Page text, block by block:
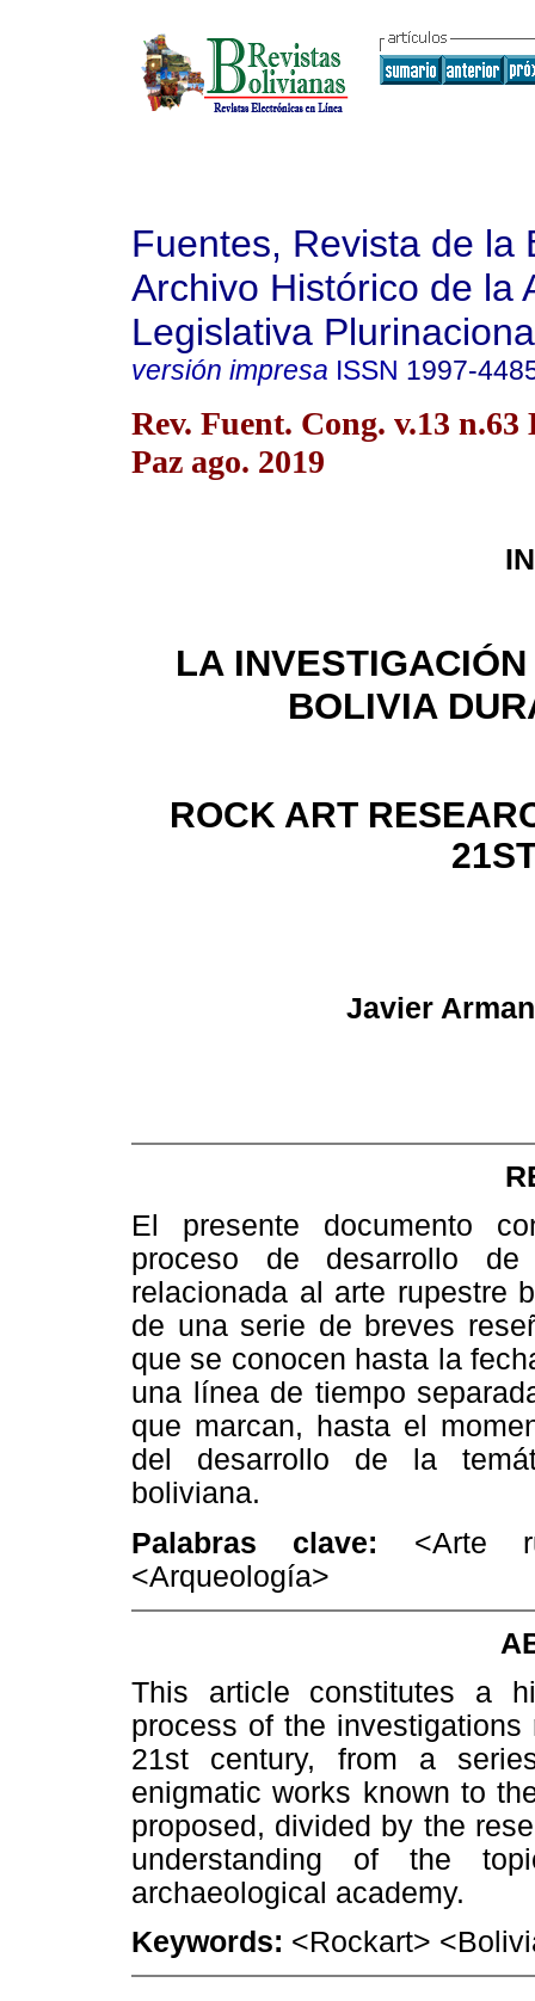
Fuentes, Revista de la
Archivo Histórico de la
Legislativa
versión impresa ISSN 1997-
Rev. Fuent. Cong. v.13 n.63
Paz ago. 2019
LA
BOLIVIA
ROCK ART
Javier
El presente documento
proceso de desarrollo
relacionada al arte rupestre
de una serie de breves
que se conocen hasta la
una línea de tiempo
que marcan, hasta el
del desarrollo de la
boliviana.
Palabras clave: <Arte
<Arqueología>
This article constitutes a
process of the
21st century, from a
enigmatic works known to
proposed, divided by the
understanding of the
archaeological academy.
Keywords: <Rockart>